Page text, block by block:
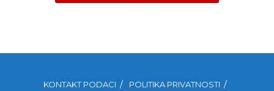
KONTAKT PODACI
POLITIKA PRIVATNOSTI